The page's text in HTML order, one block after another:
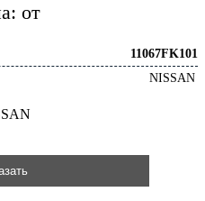
от
11067FK101
NISSAN